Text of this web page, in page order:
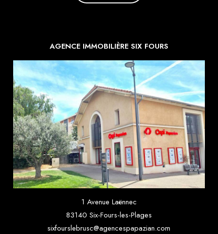
AGENCE IMMOBILIÈRE SIX FOURS
1 Avenue Laënnec
83140 Six-Fours-les-Plages
sixfourslebrusc@agencespapazian.com